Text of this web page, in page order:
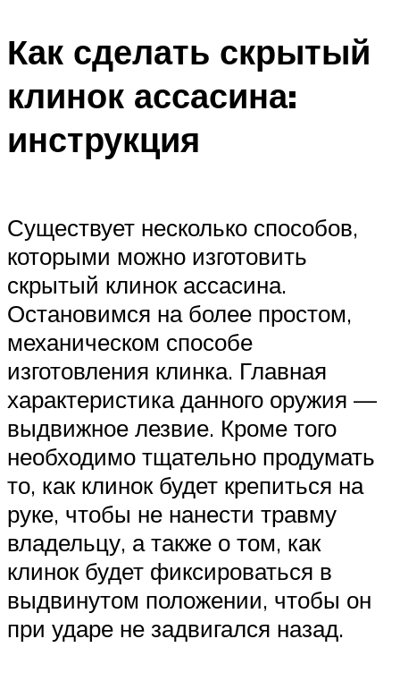
Как сделать скрытый
клинок ассасина:
инструкция
Существует несколько способов,
которыми можно изготовить
скрытый клинок ассасина.
Остановимся на более простом,
механическом способе
изготовления клинка. Главная
характеристика данного оружия —
выдвижное лезвие. Кроме того
необходимо тщательно продумать
то, как клинок будет крепиться на
руке, чтобы не нанести травму
владельцу, а также о том, как
клинок будет фиксироваться в
выдвинутом положении, чтобы он
при ударе не задвигался назад.